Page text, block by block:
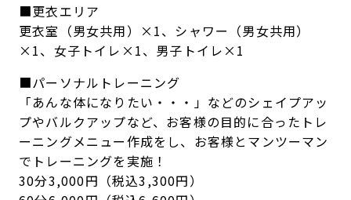
■更衣エリア
更衣室（男女共用）×1、シャワー（男女共用）
×1、女子トイレ×1、男子トイレ×1
■パーソナルトレーニング
「あんな体になりたい・・・」などのシェイプアッ
プやバルクアップなど、お客様の目的に合ったトレ
ーニングメニュー作成をし、お客様とマンツーマン
でトレーニングを実施！
30分3,000円（税込3,300円）